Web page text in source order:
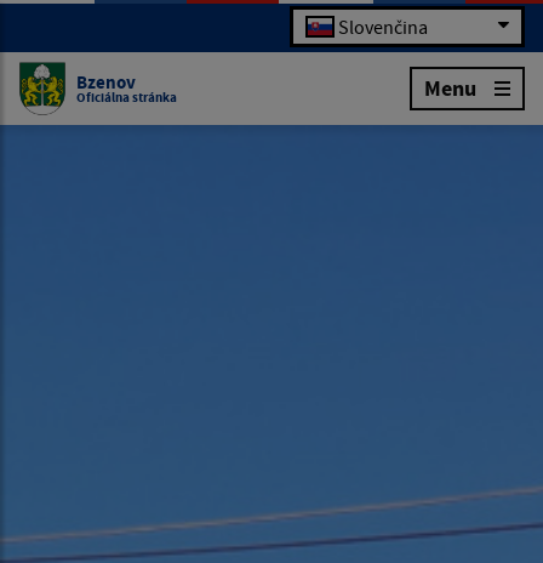
Slovenčina
Bzenov
Oficiálna stránka Menu